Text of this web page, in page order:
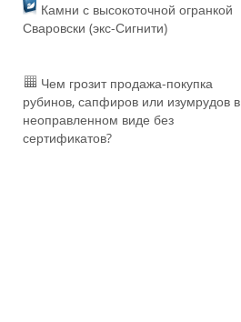
Камни с высокоточной огранкой
Сваровски (экс-Сигнити)
Чем грозит продажа-покупка
рубинов, сапфиров или изумрудов в
неоправленном виде без
сертификатов?